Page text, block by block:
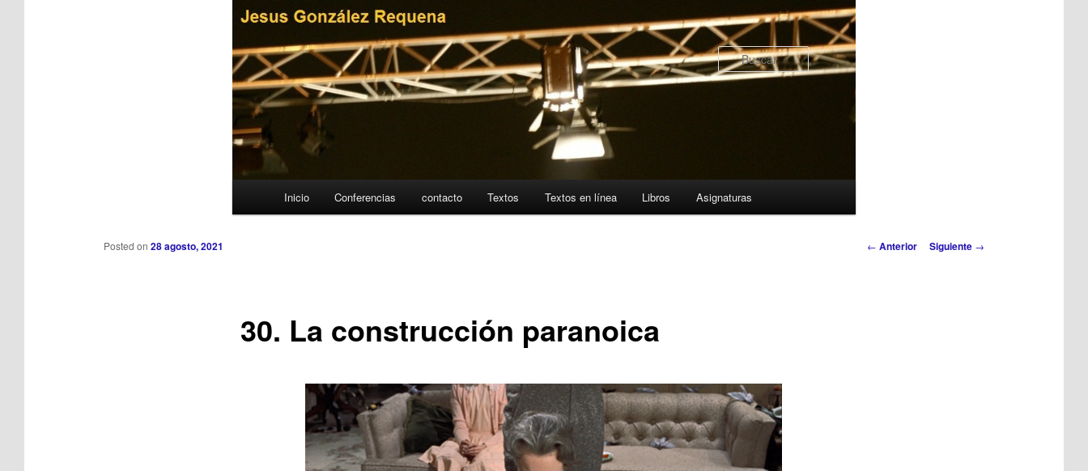
Buscar
Inicio Conferencias contacto Textos Textos en línea Libros Asignaturas
Navegación de
entradas
← Anterior Siguiente →
30. La construcción paranoica
Posted on 28 agosto, 2021